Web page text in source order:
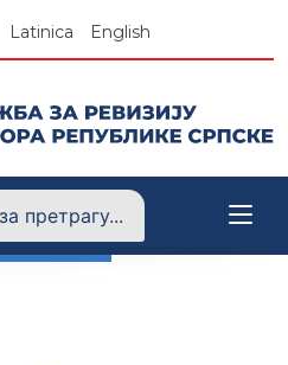
Latinica English